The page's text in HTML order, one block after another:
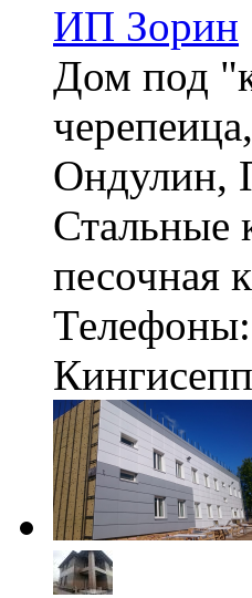
ИП Зорин
Дом под
Ондулин,
Стальные
песочная